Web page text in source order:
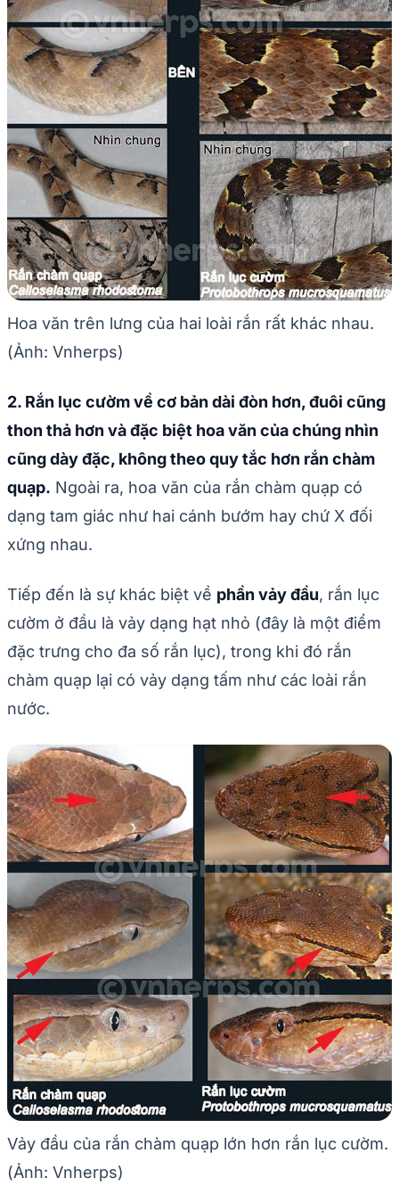
Hoa văn trên lưng của hai loài rắn rất khác nhau.
(Ảnh: Vnherps)
2. Rắn lục cườm về cơ bản dài đòn hơn, đuôi cũng
thon thả hơn và đặc biệt hoa văn của chúng nhìn
cũng dày đặc, không theo quy tắc hơn rắn chàm
quạp. Ngoài ra, hoa văn của rắn chàm quạp có
dạng tam giác như hai cánh bướm hay chứ X đối
xứng nhau.
Tiếp đến là sự khác biệt về phần vảy đầu, rắn lục
cườm ở đầu là vảy dạng hạt nhỏ (đây là một điểm
đặc trưng cho đa số rắn lục), trong khi đó rắn
chàm quạp lại có vảy dạng tấm như các loài rắn
nước.
Vảy đầu của rắn chàm quạp lớn hơn rắn lục cườm.
(Ảnh: Vnherps)